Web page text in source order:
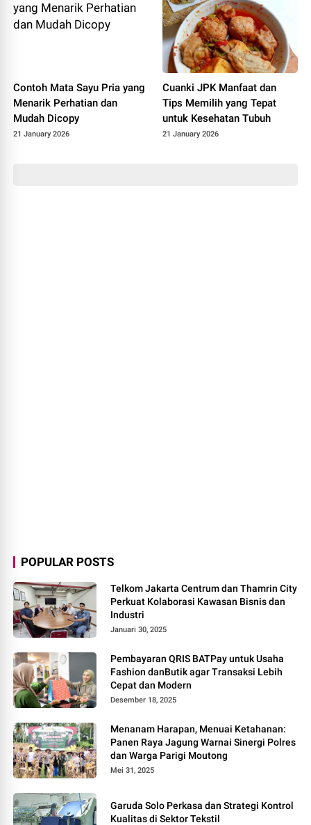
Contoh Mata Sayu Pria yang
Menarik Perhatian dan
Mudah Dicopy
21 January 2026
Cuanki JPK Manfaat dan
Tips Memilih yang Tepat
untuk Kesehatan Tubuh
21 January 2026
POPULAR POSTS
Telkom Jakarta Centrum dan Thamrin City
Perkuat Kolaborasi Kawasan Bisnis dan
Industri
Januari 30, 2025
Pembayaran QRIS BATPay untuk Usaha
Fashion danButik agar Transaksi Lebih
Cepat dan Modern
Desember 18, 2025
Menanam Harapan, Menuai Ketahanan:
Panen Raya Jagung Warnai Sinergi Polres
dan Warga Parigi Moutong
Mei 31, 2025
Garuda Solo Perkasa dan Strategi Kontrol
Kualitas di Sektor Tekstil